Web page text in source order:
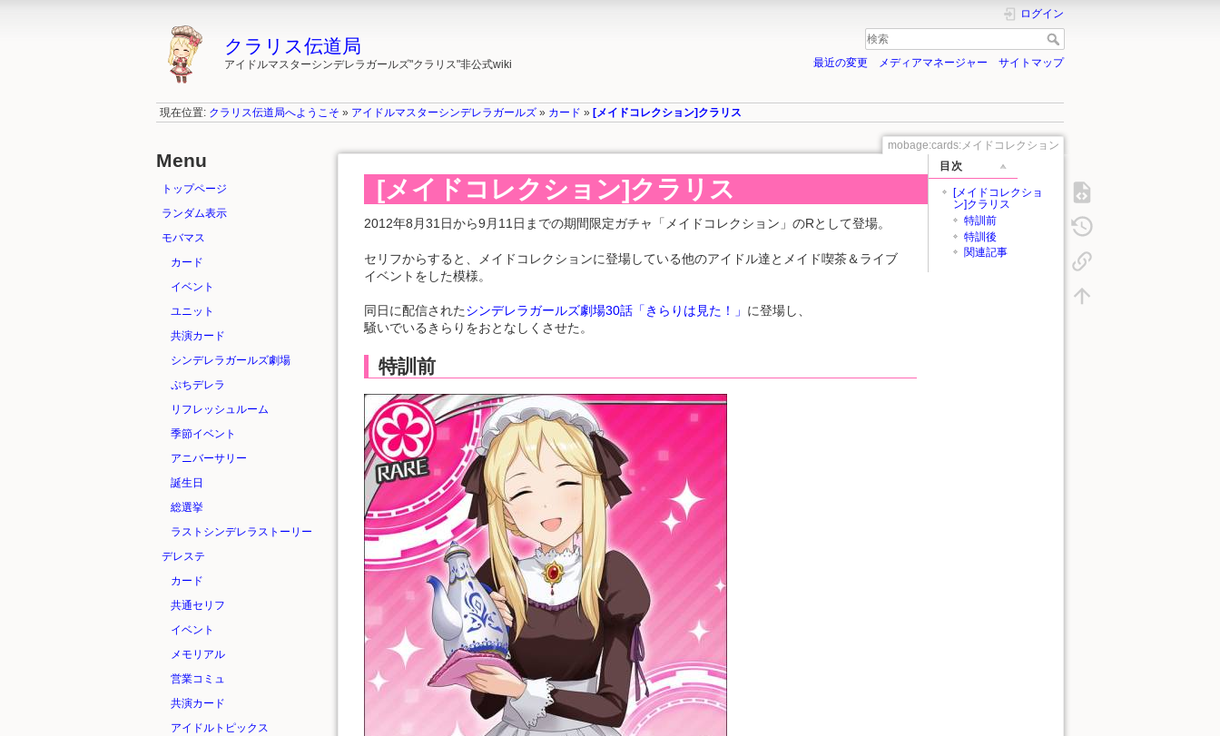
クラリス伝道局
アイドルマスターシンデレラガールズ"クラリス"非公式wiki
ログイン
最近の変更 メディアマネージャー サイトマップ
現在位置: クラリス伝道局へようこそ » アイドルマスターシンデレラガールズ » カード » [メイドコレクション]クラリス
Menu
トップページ
ランダム表示
モバマス
カード
イベント
ユニット
共演カード
シンデレラガールズ劇場
ぷちデレラ
リフレッシュルーム
季節イベント
アニバーサリー
誕生日
総選挙
ラストシンデレラストーリー
デレステ
カード
共通セリフ
イベント
メモリアル
営業コミュ
共演カード
アイドルトピックス
mobage:cards:メイドコレクション
目次
[メイドコレクショ
ン]クラリス
特訓前
特訓後
関連記事
[メイドコレクション]クラリス
2012年8月31日から9月11日までの期間限定ガチャ「メイドコレクション」のRとして登場。
セリフからすると、メイドコレクションに登場している他のアイドル達とメイド喫茶＆ライブ
イベントをした模様。
同日に配信されたシンデレラガールズ劇場30話「きらりは見た！」 に登場し、
騒いでいるきらりをおとなしくさせた。
特訓前